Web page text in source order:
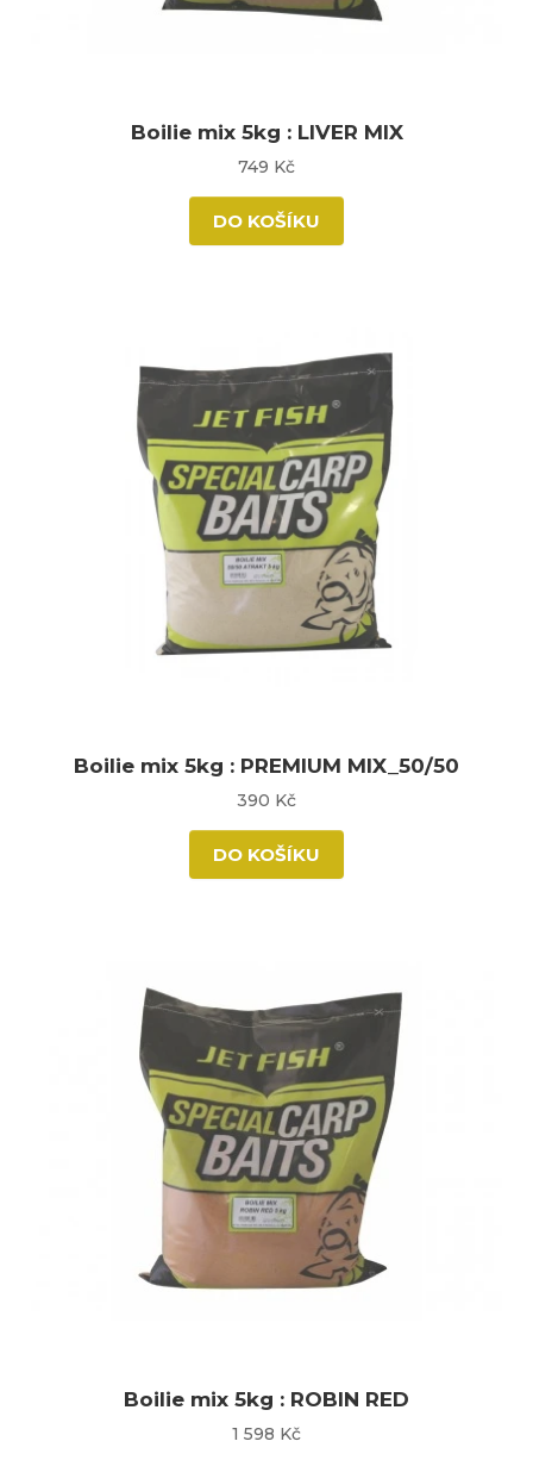
Boilie mix 5kg : LIVER MIX
749 Kč
DO KOŠÍKU
Boilie mix 5kg : PREMIUM MIX_50/50
390 Kč
DO KOŠÍKU
Boilie mix 5kg : ROBIN RED
1 598 Kč